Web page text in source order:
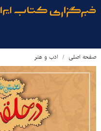
صفحه اصلی ادب و هنر